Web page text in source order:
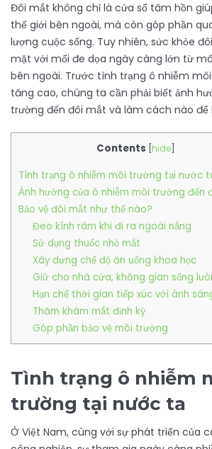
Đôi mắt không chỉ là cửa sổ tâm hồn
thế giới bên ngoài, mà còn góp phần
lượng cuộc sống. Tuy nhiên, sức khỏe
mặt với mối đe dọa ngày càng lớn từ
bên ngoài. Trước tình trạng ô nhiễm
tăng cao, chúng ta cần phải biết ảnh
trường đến đôi mắt và làm cách nào để
Contents hide
Tình trạng ô nhiễm môi trường tại nước
Ảnh hưởng của ô nhiễm môi trường đến
Bảo vệ đôi mắt như thế nào?
Đeo kính râm khi đi ra ngoài nắng
Sử dụng thuốc nhỏ mắt
Xây dựng chế độ ăn uống khoa học
Giữ cho nhà cửa, không gian sống
Hạn chế thời gian tiếp xúc với ánh
Thăm khám mắt định kỳ
Góp phần bảo vệ môi trường
Tình trạng ô nhiễm
trường tại nước ta
Ở Việt Nam, cùng với sự phát triển của